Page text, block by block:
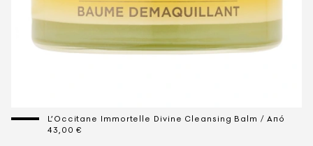
L’Occitane Immortelle Divine Cleansing Balm / Aπό
43,00 €